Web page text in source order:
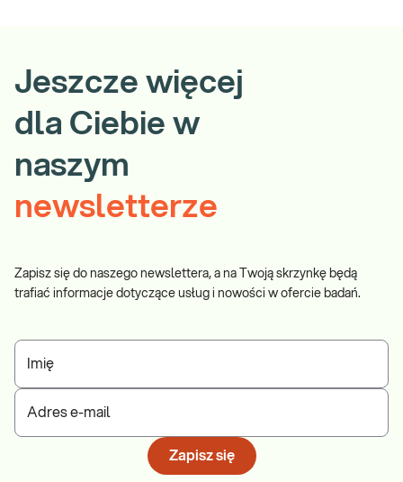
Jeszcze więcej
dla Ciebie w
naszym
newsletterze
Zapisz się do naszego newslettera, a na Twoją skrzynkę będą
trafiać informacje dotyczące usług i nowości w ofercie badań.
Imię
Adres e-mail
Zapisz się